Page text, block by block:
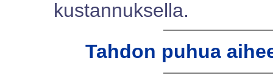
kustannuksella.
Tahdon puhua